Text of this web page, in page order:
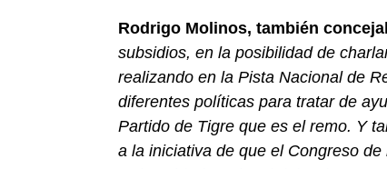
Rodrigo Molinos, también
subsidios, en la posibilidad de
realizando en la Pista Nacional de
diferentes políticas para tratar de
Partido de Tigre que es el remo. Y
a la iniciativa de que el Congreso